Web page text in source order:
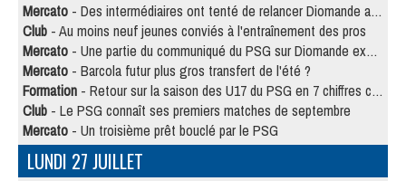
Mercato - Des intermédiaires ont tenté de relancer Diomande au PSG
Club - Au moins neuf jeunes conviés à l'entraînement des pros
Mercato - Une partie du communiqué du PSG sur Diomande expliquée
Mercato - Barcola futur plus gros transfert de l'été ?
Formation - Retour sur la saison des U17 du PSG en 7 chiffres clés
Club - Le PSG connaît ses premiers matches de septembre
Mercato - Un troisième prêt bouclé par le PSG
LUNDI 27 JUILLET